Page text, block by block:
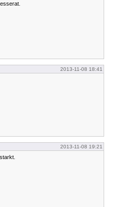
2013-11-08 18:41
2013-11-08 19:21